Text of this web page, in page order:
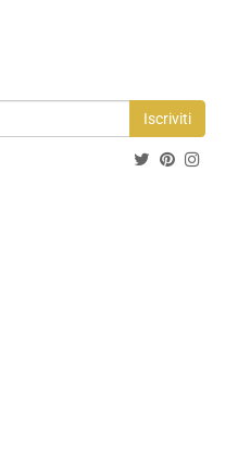
Iscriviti